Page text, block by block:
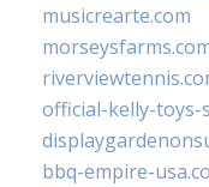
musicrearte.com
official-kelly-toys-
bbq-empire-